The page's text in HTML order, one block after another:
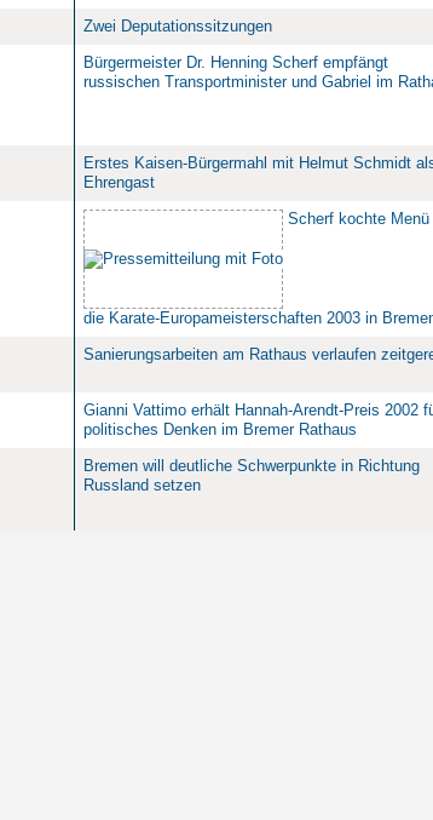
Zwei Deputationssitzungen
Bürgermeister Dr. Henning Scherf empfängt
russischen Transportminister und Gabriel im
Erstes Kaisen-Bürgermahl mit Helmut Schmidt
Ehrengast
Scherf kochte Menü
die Karate-Europameisterschaften 2003 in
Sanierungsarbeiten am Rathaus verlaufen
Gianni Vattimo erhält Hannah-Arendt-Preis 2002
politisches Denken im Bremer Rathaus
Bremen will deutliche Schwerpunkte in Richtung
Russland setzen